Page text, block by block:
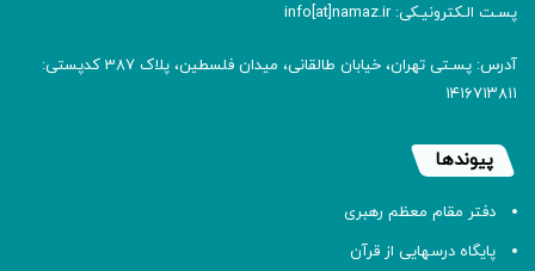
پسـت الـکترونیـکی: info[at]namaz.ir
آدرس: پسـتی تهران، خیابان طالقانی، میدان فلسطین، پلاک 387 کدپستی:
۱۴۱۶۷۱۳۸۱۱
پیوندها
دفتر مقام معظم رهبری
پایگاه درسهایی از قرآن